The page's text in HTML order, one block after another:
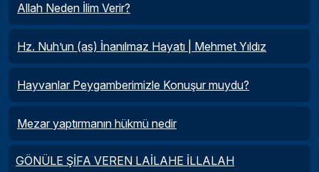
Allah Neden İlim Verir?
Hz. Nuh’un (as) İnanılmaz Hayatı | Mehmet Yıldız
Hayvanlar Peygamberimizle Konuşur muydu?
Mezar yaptırmanın hükmü nedir
GÖNÜLE ŞİFA VEREN LAİLAHE İLLALAH